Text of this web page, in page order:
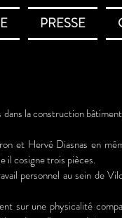
PRESSE
la construction
et Hervé Diasnas en
il cosigne trois pièces.
personnel au sein de
sur une physicalité